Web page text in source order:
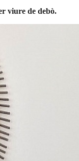
viure de debò.